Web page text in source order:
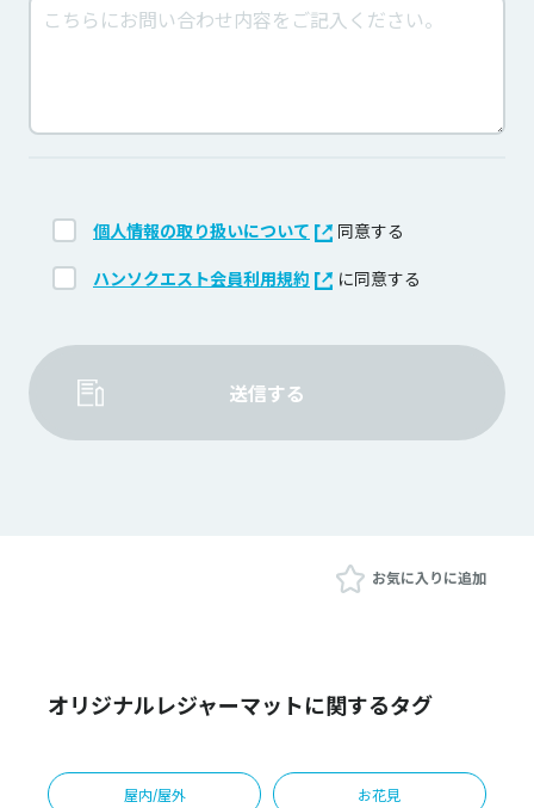
個人情報の取り扱いについて 同意する
ハンソクエスト会員利用規約 に同意する
送信する
お気に入りに追加
オリジナルレジャーマットに関するタグ
屋内/屋外 お花見